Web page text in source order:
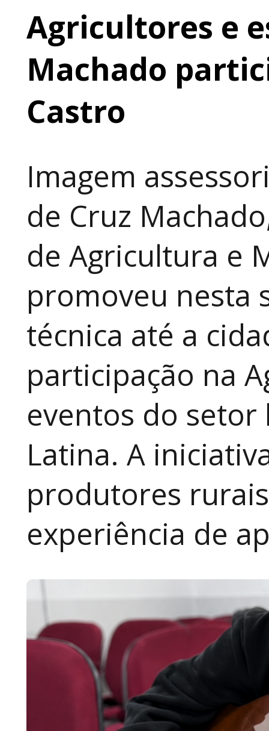
Agricultores e
Machado
Castro
Imagem
de Cruz
de Agricultura e
promoveu nesta
técnica até a
participação na
eventos do
Latina. A
produtores
experiência de